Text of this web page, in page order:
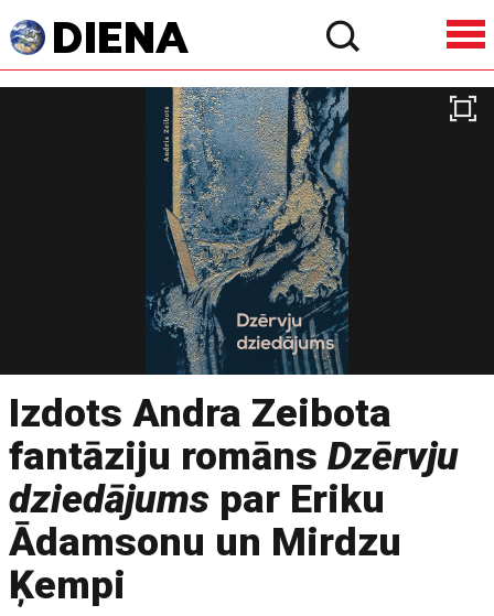
Izdots Andra Zeibota
fantāziju romānsDzērvju
dziedājums par Eriku
Ādamsonu un Mirdzu
Ķempi